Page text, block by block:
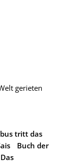
gerieten
tritt das
Buch der
Das